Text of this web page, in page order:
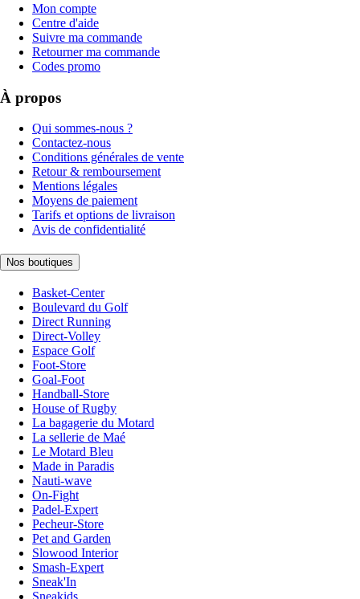
Mon compte
Centre d'aide
Suivre ma commande
Retourner ma commande
Codes promo
À propos
Qui sommes-nous ?
Contactez-nous
Conditions générales de vente
Retour & remboursement
Mentions légales
Moyens de paiement
Tarifs et options de livraison
Avis de confidentialité
Nos boutiques
Basket-Center
Boulevard du Golf
Direct Running
Direct-Volley
Espace Golf
Foot-Store
Goal-Foot
Handball-Store
House of Rugby
La bagagerie du Motard
La sellerie de Maé
Le Motard Bleu
Made in Paradis
Nauti-wave
On-Fight
Padel-Expert
Pecheur-Store
Pet and Garden
Slowood Interior
Smash-Expert
Sneak'In
Sneakids